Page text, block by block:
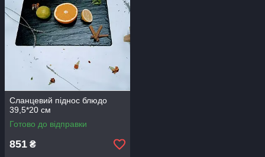
Сланцевий піднос блюдо
39,5*20 см
Готово до відправки
851 ₴